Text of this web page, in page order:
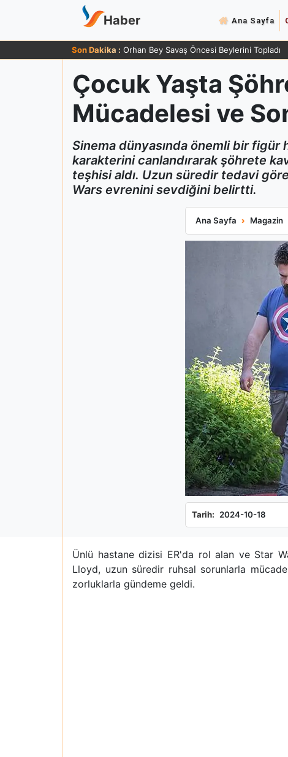
Haber Ana Sayfa
Son Dakika : Orhan Bey Savaş Öncesi Beylerini Topladı
Çocuk Yaşta
Mücadelesi ve
Sinema dünyasında önemli bir figür
karakterini canlandırarak şöhrete
teşhisi aldı. Uzun süredir tedavi
Wars evrenini sevdiğini belirtti.
Ana Sayfa Magazin
Çocuk Yaşta Şöhret
Tarih: 2024-10-18
Ünlü hastane dizisi ER'da rol alan ve Star
Lloyd, uzun süredir ruhsal sorunlarla
zorluklarla gündeme geldi.